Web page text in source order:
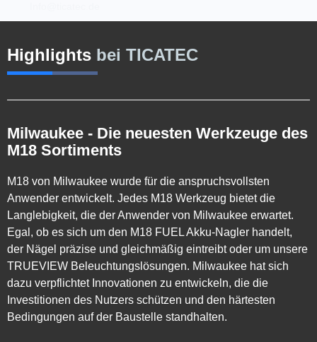
Highlights bei TICATEC
Milwaukee - Die neuesten Werkzeuge des
M18 Sortiments
M18 von Milwaukee wurde für die anspruchsvollsten
Anwender entwickelt. Jedes M18 Werkzeug bietet die
Langlebigkeit, die der Anwender von Milwaukee erwartet.
Egal, ob es sich um den M18 FUEL Akku-Nagler handelt,
der Nägel präzise und gleichmäßig eintreibt oder um unsere
TRUEVIEW Beleuchtungslösungen. Milwaukee hat sich
dazu verpflichtet Innovationen zu entwickeln, die die
Investitionen des Nutzers schützen und den härtesten
Bedingungen auf der Baustelle standhalten.